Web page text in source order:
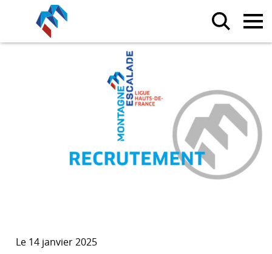
Le 14 janvier 2025